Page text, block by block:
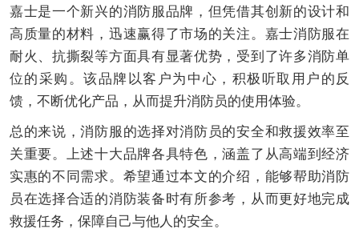
嘉士是一个新兴的消防服品牌，但凭借其创新的设计和
高质量的材料，迅速赢得了市场的关注。嘉士消防服在
耐火、抗撕裂等方面具有显著优势，受到了许多消防单
位的采购。该品牌以客户为中心，积极听取用户的反
馈，不断优化产品，从而提升消防员的使用体验。
总的来说，消防服的选择对消防员的安全和救援效率至
关重要。上述十大品牌各具特色，涵盖了从高端到经济
实惠的不同需求。希望通过本文的介绍，能够帮助消防
员在选择合适的消防装备时有所参考，从而更好地完成
救援任务，保障自己与他人的安全。